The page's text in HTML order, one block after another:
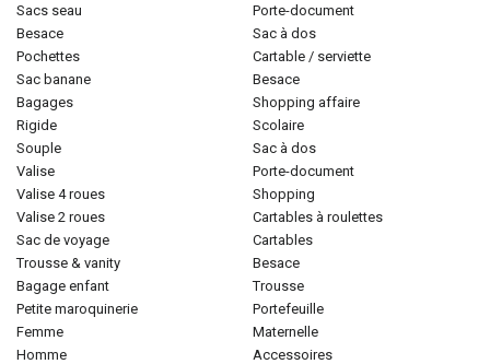
sacs seau
besace
pochettes
sac banane
bagages
rigide
souple
valise
valise 4 roues
valise 2 roues
sac de voyage
trousse & vanity
bagage enfant
petite maroquinerie
femme
homme
porte-document
sac à dos
cartable / serviette
besace
shopping affaire
scolaire
sac à dos
porte-document
shopping
cartables à roulettes
cartables
besace
trousse
portefeuille
maternelle
accessoires